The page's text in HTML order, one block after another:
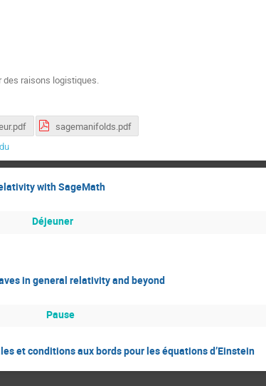
des raisons logistiques.
sagemanifolds.pdf
with SageMath
Déjeuner
in general relativity and beyond
Pause
et conditions aux bords pour les équations d’Einstein